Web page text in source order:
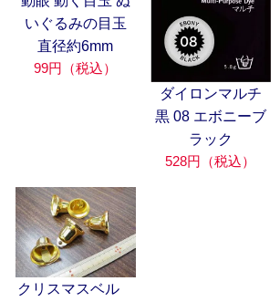
いぐるみの目玉
直径約6mm
99円（税込）
ダイロンマルチ
黒 08 エボニーブ
ラック
528円（税込）
クリスマスベル